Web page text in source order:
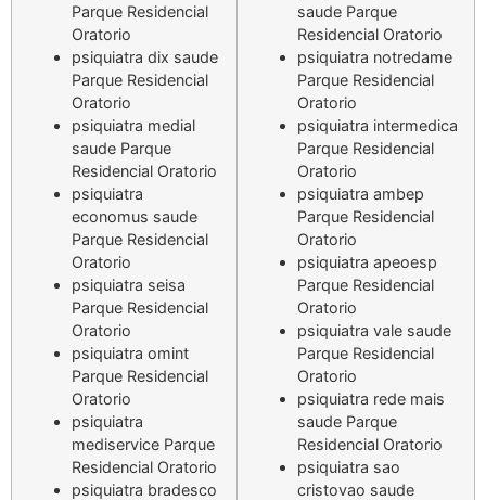
Parque Residencial
Oratorio
psiquiatra dix saude
Parque Residencial
Oratorio
psiquiatra medial
saude Parque
Residencial Oratorio
psiquiatra
economus saude
Parque Residencial
Oratorio
psiquiatra seisa
Parque Residencial
Oratorio
psiquiatra omint
Parque Residencial
Oratorio
psiquiatra
mediservice Parque
Residencial Oratorio
psiquiatra bradesco
saude Parque
Residencial Oratorio
psiquiatra notredame
Parque Residencial
Oratorio
psiquiatra intermedica
Parque Residencial
Oratorio
psiquiatra ambep
Parque Residencial
Oratorio
psiquiatra apeoesp
Parque Residencial
Oratorio
psiquiatra vale saude
Parque Residencial
Oratorio
psiquiatra rede mais
saude Parque
Residencial Oratorio
psiquiatra sao
cristovao saude